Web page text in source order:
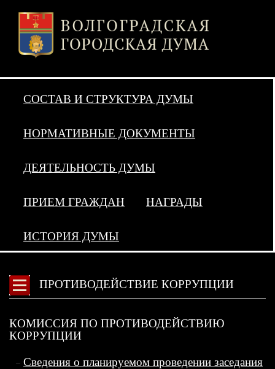
СОСТАВ И СТРУКТУРА ДУМЫ
НОРМАТИВНЫЕ ДОКУМЕНТЫ
ДЕЯТЕЛЬНОСТЬ ДУМЫ
ПРИЕМ ГРАЖДАН НАГРАДЫ
ИСТОРИЯ ДУМЫ
ПРОТИВОДЕЙСТВИЕ КОРРУПЦИИ
КОМИССИЯ ПО ПРОТИВОДЕЙСТВИЮ
КОРРУПЦИИ
Сведения о планируемом проведении заседания